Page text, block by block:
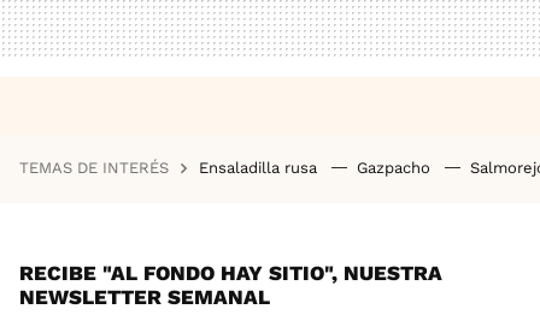
TEMAS DE INTERÉS Ensaladilla rusa Gazpacho
RECIBE "AL FONDO HAY SITIO", NUESTRA
NEWSLETTER SEMANAL